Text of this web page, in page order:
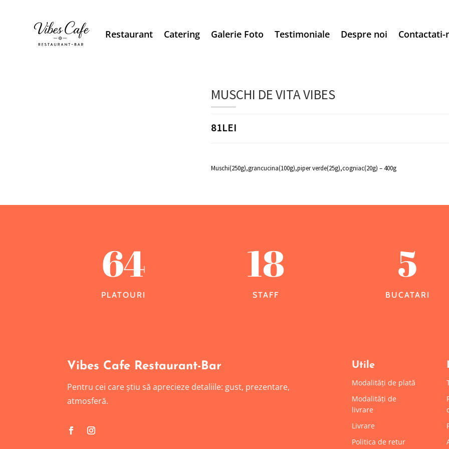
Restaurant Catering Galerie Foto Testimoniale Despre noi Contactati-
MUSCHI DE VITA VIBES
81LEI
Muschi(250g),grancucina(100g),piper verde(25g),cogniac(20g) – 400g
64
PLATOURI
18
STAFF
5
BUCATARI
Vibes Cafe Restaurant-Bar
Pentru cei care știu să aprecieze detaliile: gust, prezentare,
atmosferă.
Utile
Modalități de plată
Modalități de
livrare
Livrare
Politica de retur